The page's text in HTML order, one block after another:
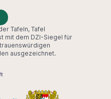
Tafeln, Tafel
mit dem DZI-Siegel für
ausgezeichnet.